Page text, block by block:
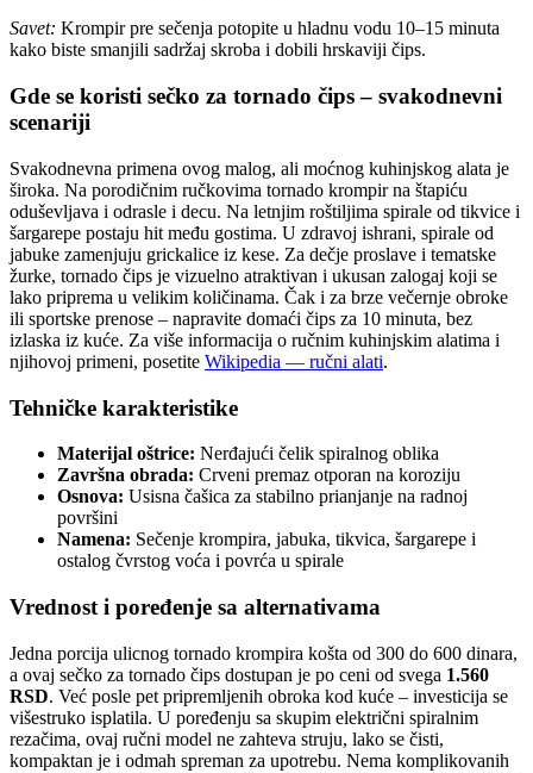
Savet: Krompir pre sečenja potopite u hladnu vodu 10–15 minuta
kako biste smanjili sadržaj skroba i dobili hrskaviji čips.
Gde se koristi sečko za tornado čips – svakodnevni
scenariji
Svakodnevna primena ovog malog, ali moćnog kuhinjskog alata je
široka. Na porodičnim ručkovima tornado krompir na štapiću
oduševljava i odrasle i decu. Na letnjim roštiljima spirale od tikvice i
šargarepe postaju hit među gostima. U zdravoj ishrani, spirale od
jabuke zamenjuju grickalice iz kese. Za dečje proslave i tematske
žurke, tornado čips je vizuelno atraktivan i ukusan zalogaj koji se
lako priprema u velikim količinama. Čak i za brze večernje obroke
ili sportske prenose – napravite domaći čips za 10 minuta, bez
izlaska iz kuće. Za više informacija o ručnim kuhinjskim alatima i
njihovoj primeni, posetite Wikipedia — ručni alati.
Tehničke karakteristike
Materijal oštrice: Nerđajući čelik spiralnog oblika
Završna obrada: Crveni premaz otporan na koroziju
Osnova: Usisna čašica za stabilno prianjanje na radnoj
površini
Namena: Sečenje krompira, jabuka, tikvica, šargarepe i
ostalog čvrstog voća i povrća u spirale
Vrednost i poređenje sa alternativama
Jedna porcija ulicnog tornado krompira košta od 300 do 600 dinara,
a ovaj sečko za tornado čips dostupan je po ceni od svega 1.560
RSD. Već posle pet pripremljenih obroka kod kuće – investicija se
višestruko isplatila. U poređenju sa skupim električni spiralnim
rezačima, ovaj ručni model ne zahteva struju, lako se čisti,
kompaktan je i odmah spreman za upotrebu. Nema komplikovanih